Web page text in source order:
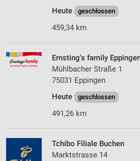
Heute
geschlossen
459,34 km
Ernsting's family
Mühlbacher Straße 1
75031 Eppingen
Heute
geschlossen
491,26 km
Tchibo Filiale Buchen
Marktstrasse 14